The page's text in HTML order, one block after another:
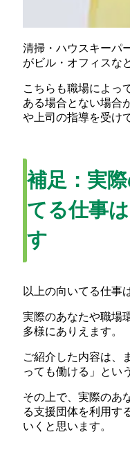
清掃・ハウスキーパ
がビル・オフィスな
こちらも職場によっ
ある場合とない場合
や上司の指導を受け
補足：実
てる仕事
す
以上の向いてる仕事
実際のあなたや職場
多様にありえます。
ご紹介した内容は、
っても働ける」とい
その上で、実際のあ
る支援団体を利用す
いくと思います。